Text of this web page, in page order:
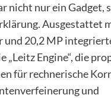
nicht nur ein Gadget,
Ausgestattet
und 20,2 MP
„Leitz Engine“, die
für rechnerische
und